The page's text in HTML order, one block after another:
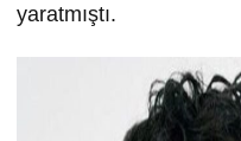
yaratmıştı.